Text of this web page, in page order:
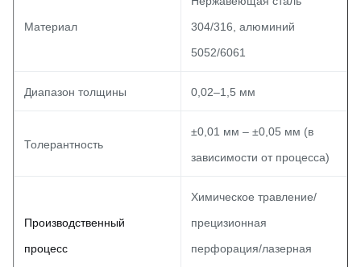
Материал
304/316, алюминий
5052/6061
Диапазон толщины 0,02–1,5 мм
Толерантность
±0,01 мм – ±0,05 мм (в
зависимости от процесса)
Производственный
процесс
Химическое травление/
прецизионная
перфорация/лазерная